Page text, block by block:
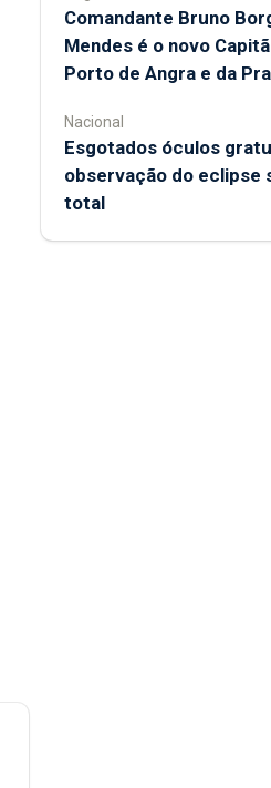
Comandante Bruno
Mendes é o novo
Porto de Angra e da
Nacional
Esgotados óculos
observação do eclipse
total